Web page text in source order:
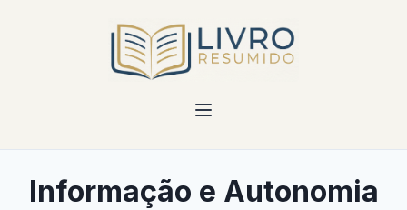
Informação e Autonomia